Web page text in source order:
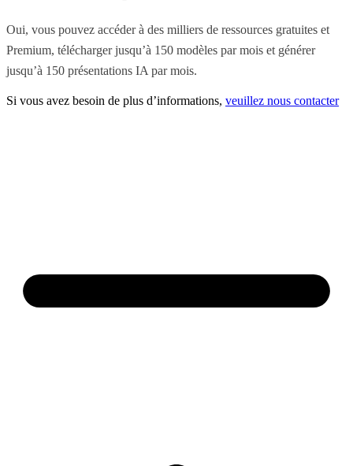
Oui, vous pouvez accéder à des milliers de ressources gratuites et
Premium, télécharger jusqu’à 150 modèles par mois et générer
jusqu’à 150 présentations IA par mois.
Si vous avez besoin de plus d’informations, veuillez nous contacter